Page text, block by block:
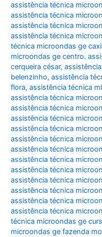
assistência técnica
assistência técnica
assistência técnica
assistência técnica
técnica microondas ge
microondas ge centro.
cerqueira césar,
belenzinho,assistência
flora,assistência técnica
assistência técnica
assistência técnica
assistência técnica
assistência técnica
assistência técnica
assistência técnica
assistência técnica
assistência técnica
assistência técnica
assistência técnica
assistência técnica
assistência técnica
técnica microondas ge
microondas ge fazenda